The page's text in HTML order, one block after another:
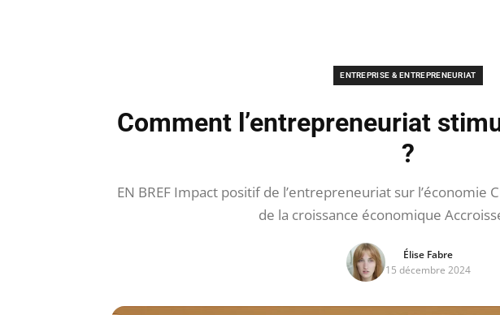
ENTREPRISE & ENTREPRENEURIAT
Comment l’entrepreneuriat
?
EN BREF Impact positif de l’entrepreneuriat sur l’économie
de la croissance économique
Élise Fabre
15 décembre 2024